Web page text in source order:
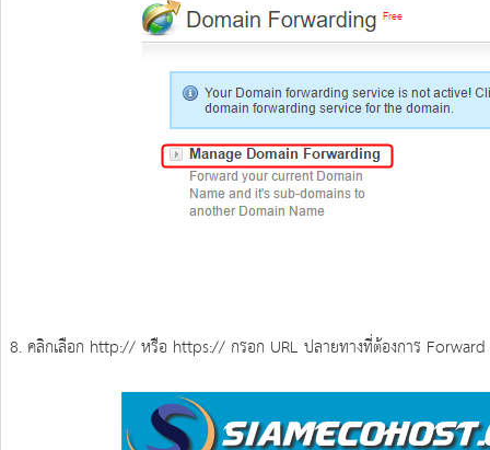
8. คลิกเลือก http:// หรือ https:// กรอก URL ปลายทางที่ต้องการ